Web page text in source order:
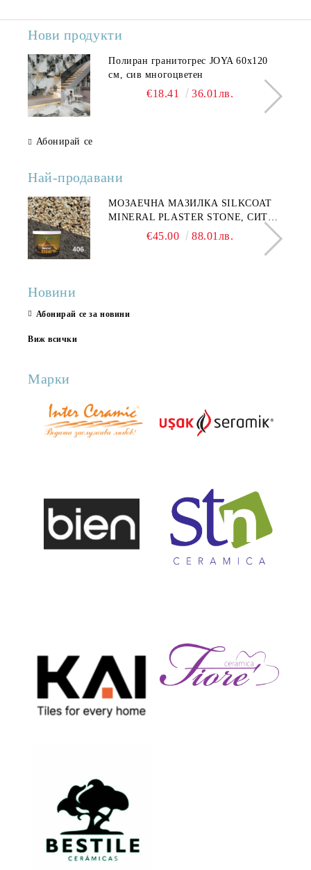
Нови продукти
Полиран гранитогрес JOYA 60x120
см, сив многоцветен
€18.41 36.01лв.
Абонирай се
Най-продавани
МОЗАЕЧНА МАЗИЛКА SILKCOAT
MINERAL PLASTER STONE, СИТЕН
КАМЪК 406 25КГ
€45.00 88.01лв.
Новини
Абонирай се за новини
Виж всички
Марки